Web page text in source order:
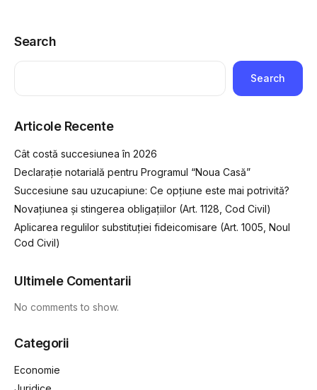
Search
Search
Articole Recente
Cât costă succesiunea în 2026
Declarație notarială pentru Programul “Noua Casă”
Succesiune sau uzucapiune: Ce opțiune este mai potrivită?
Novațiunea și stingerea obligațiilor (Art. 1128, Cod Civil)
Aplicarea regulilor substituției fideicomisare (Art. 1005, Noul
Cod Civil)
Ultimele Comentarii
No comments to show.
Categorii
Economie